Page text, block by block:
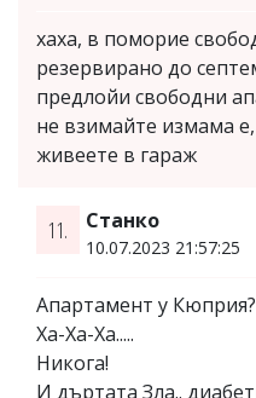
хаха, в поморие
резервирано до
предлойи свободни
не взимайте измама
живеете в гараж
11. Станко
10.07.2023 21:57:25
Апартамент у Кюприя?
Ха-Ха-Ха.....
Никога!
И дъртата Зла..